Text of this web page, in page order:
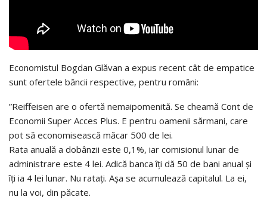
Economistul Bogdan Glăvan a expus recent cât de empatice
sunt ofertele băncii respective, pentru români:
”Reiffeisen are o ofertă nemaipomenită. Se cheamă Cont de
Economii Super Acces Plus. E pentru oamenii sărmani, care
pot să economisească măcar 500 de lei.
Rata anuală a dobânzii este 0,1%, iar comisionul lunar de
administrare este 4 lei. Adică banca îți dă 50 de bani anual și
îți ia 4 lei lunar. Nu ratați. Așa se acumulează capitalul. La ei,
nu la voi, din păcate.